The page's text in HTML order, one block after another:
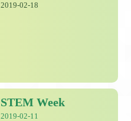
2019-02-18
STEM Week
2019-02-11